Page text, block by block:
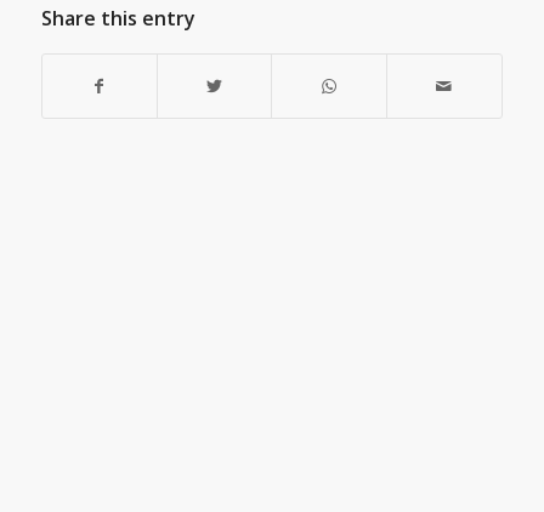
Share this entry